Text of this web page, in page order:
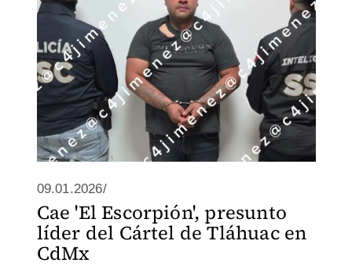
09.01.2026/
Cae 'El Escorpión', presunto
líder del Cártel de Tláhuac en
CdMx